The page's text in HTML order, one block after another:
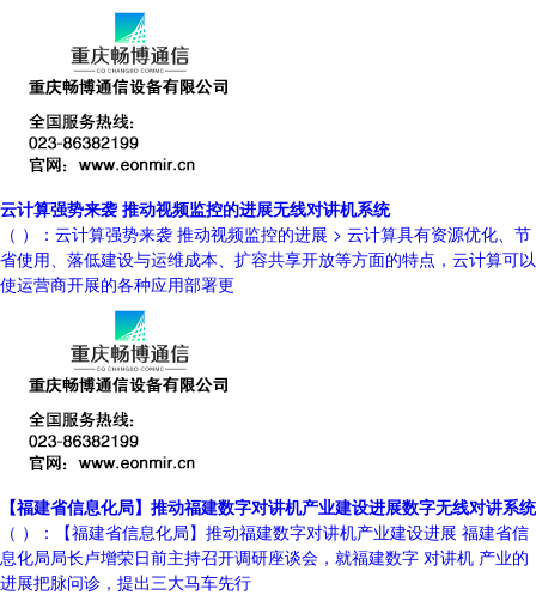
云计算强势来袭 推动视频监控的进展无线对讲机系统
（ ）：云计算强势来袭 推动视频监控的进展 > 云计算具有资源优化、节
省使用、落低建设与运维成本、扩容共享开放等方面的特点，云计算可以
使运营商开展的各种应用部署更
【福建省信息化局】推动福建数字对讲机产业建设进展数字无线对讲系统
（ ）：【福建省信息化局】推动福建数字对讲机产业建设进展 福建省信
息化局局长卢增荣日前主持召开调研座谈会，就福建数字 对讲机 产业的
进展把脉问诊，提出三大马车先行